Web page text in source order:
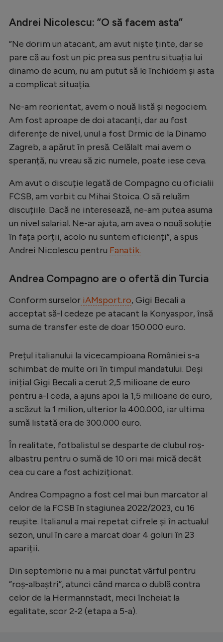
Clasamente
Tenis
Natație
Formula 1
Gimnastică
Rugby
Ciclism
Alte sporturi
JO 2024
Intră în cont
Andrei Nicolescu: ”O să facem asta”
”Ne dorim un atacant, am avut niște ținte, dar se
pare că au fost un pic prea sus pentru situația lui
dinamo de acum, nu am putut să le închidem și asta
a complicat situația.
Ne-am reorientat, avem o nouă listă și negociem.
Am fost aproape de doi atacanți, dar au fost
diferențe de nivel, unul a fost Drmic de la Dinamo
Zagreb, a apărut în presă. Celălalt mai avem o
speranță, nu vreau să zic numele, poate iese ceva.
Am avut o discuție legată de Compagno cu oficialii
FCSB, am vorbit cu Mihai Stoica. O să reluăm
discuțiile. Dacă ne interesează, ne-am putea asuma
un nivel salarial. Ne-ar ajuta, am avea o nouă soluție
în fața porții, acolo nu suntem eficienți”, a spus
Andrei Nicolescu pentru Fanatik.
Andrea Compagno are o ofertă din Turcia
Conform surselor iAMsport.ro, Gigi Becali a
acceptat să-l cedeze pe atacant la Konyaspor, însă
suma de transfer este de doar 150.000 euro.
Prețul italianului la vicecampioana României s-a
schimbat de multe ori în timpul mandatului. Deși
inițial Gigi Becali a cerut 2,5 milioane de euro
pentru a-l ceda, a ajuns apoi la 1,5 milioane de euro,
a scăzut la 1 milion, ulterior la 400.000, iar ultima
sumă listată era de 300.000 euro.
În realitate, fotbalistul se desparte de clubul roș-
albastru pentru o sumă de 10 ori mai mică decât
cea cu care a fost achiziționat.
Andrea Compagno a fost cel mai bun marcator al
celor de la FCSB în stagiunea 2022/2023, cu 16
reușite. Italianul a mai repetat cifrele și în actualul
sezon, unul în care a marcat doar 4 goluri în 23
apariții.
Din septembrie nu a mai punctat vârful pentru
”roș-albaștri”, atunci când marca o dublă contra
celor de la Hermannstadt, meci încheiat la
egalitate, scor 2-2 (etapa a 5-a).